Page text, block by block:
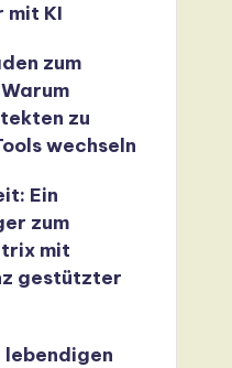
KI
zum
zu
wechseln
Ein
zum
mit
gestützter
lebendigen